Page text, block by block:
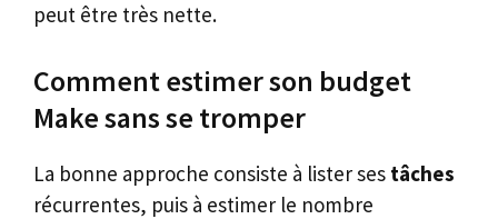
peut être très nette.
Comment estimer son budget
Make sans se tromper
La bonne approche consiste à lister ses tâches
récurrentes, puis à estimer le nombre